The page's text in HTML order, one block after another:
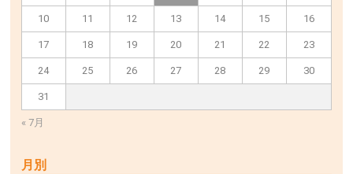
« 7月
10 11 12 13 14 15 16
17 18 19 20 21 22 23
24 25 26 27 28 29 30
31
月別